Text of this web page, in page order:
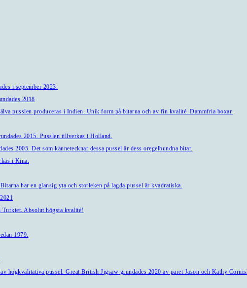
i september 2023.
2018
pusslen produceras i Indien. Unik form på bitarna och av fin kvalité. Dammfria boxar.
2015. Pusslen tillverkas i Holland.
2005. Det som kännetecknar dessa pussel är dess oregelbundna bitar.
i Kina.
har en glansig yta och storleken på lagda pussel är kvadratiska.
Turkiet. Absolut högsta kvalité!
1979.
högkvalitativa pussel. Great British Jigsaw grundades 2020 av paret Jason och Kathy